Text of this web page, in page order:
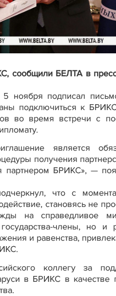
сообщили БЕЛТА в
ноября подписал
подключиться к
во время встречи с
является
получения
партнером БРИКС», —
что с
становясь не
на справедливое
члены, но и
и равенства,
коллегу за
в БРИКС в качестве